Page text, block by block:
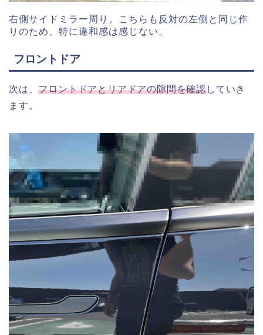
右側サイドミラー周り。こちらも反対の左側と同じ作
りのため、特に違和感は感じない。
フロントドア
次は、フロントドアとリアドアの隙間を確認していき
ます。